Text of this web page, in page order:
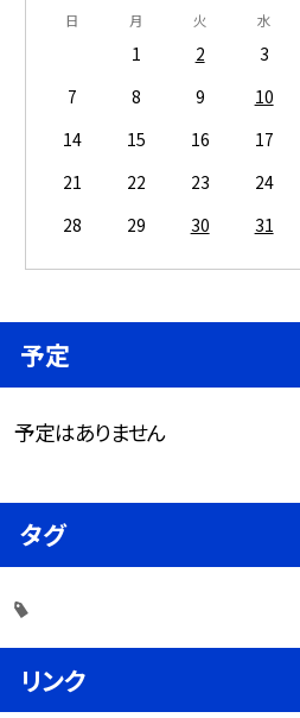
日 月 火 水
1 2 3
7
8 9 10
14
15 16 17
21
22 23 24
28
29 30 31
予定
予定はありません
タグ
リンク